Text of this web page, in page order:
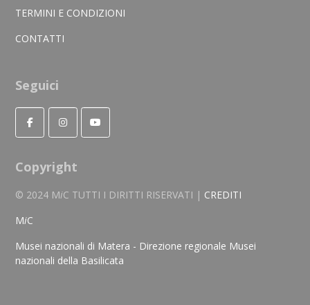
TERMINI E CONDIZIONI
CONTATTI
Seguici
Copyright
© 2024 MiC TUTTI I DIRITTI RISERVATI | CREDITI
MiC
Musei nazionali di Matera - Direzione regionale Musei
nazionali della Basilicata